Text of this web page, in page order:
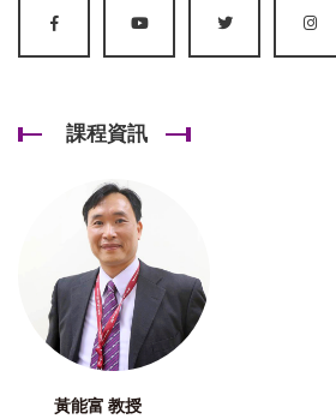
課程資訊
黃能富 教授